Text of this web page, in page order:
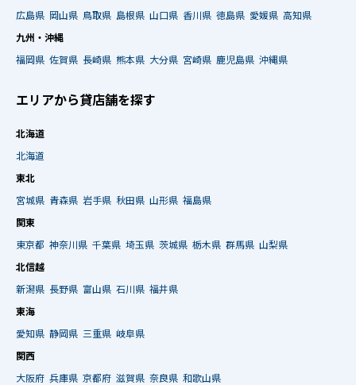
広島県 岡山県 鳥取県 島根県 山口県 香川県 徳島県 愛媛県 高知県
九州・沖縄
福岡県 佐賀県 長崎県 熊本県 大分県 宮崎県 鹿児島県 沖縄県
エリアから貸店舗を探す
北海道
北海道
東北
宮城県 青森県 岩手県 秋田県 山形県 福島県
関東
東京都 神奈川県 千葉県 埼玉県 茨城県 栃木県 群馬県 山梨県
北信越
新潟県 長野県 富山県 石川県 福井県
東海
愛知県 静岡県 三重県 岐阜県
関西
大阪府 兵庫県 京都府 滋賀県 奈良県 和歌山県